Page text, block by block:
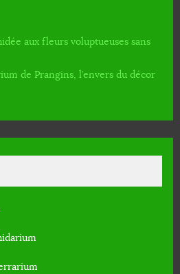
aux fleurs voluptueuses sans
de Prangins, l’envers du décor